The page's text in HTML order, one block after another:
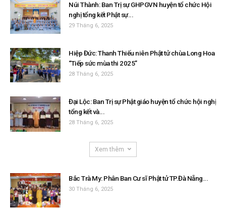
Núi Thành: Ban Trị sự GHPGVN huyện tổ chức Hội
nghị tổng kết Phật sự...
29 Tháng 6, 2025
Hiệp Đức: Thanh Thiếu niên Phật tử chùa Long Hoa
“Tiếp sức mùa thi 2025”
28 Tháng 6, 2025
Đại Lộc: Ban Trị sự Phật giáo huyện tổ chức hội nghị
tổng kết và...
28 Tháng 6, 2025
Xem thêm
Bắc Trà My: Phân Ban Cư sĩ Phật tử TP.Đà Nẵng...
30 Tháng 6, 2025